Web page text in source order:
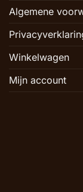
Algemene
Winkelwagen
Mijn account